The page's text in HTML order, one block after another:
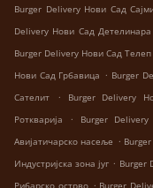
Burger Delivery Нови Сад
Delivery Нови Сад Детелинара
Burger Delivery Нови Сад Телеп
Нови Сад Грбавица . Burger
Сателит
. Burger Delivery
Роткварија
. Burger
Авијатичарско насеље .
Индустријска зона југ . Burger
.